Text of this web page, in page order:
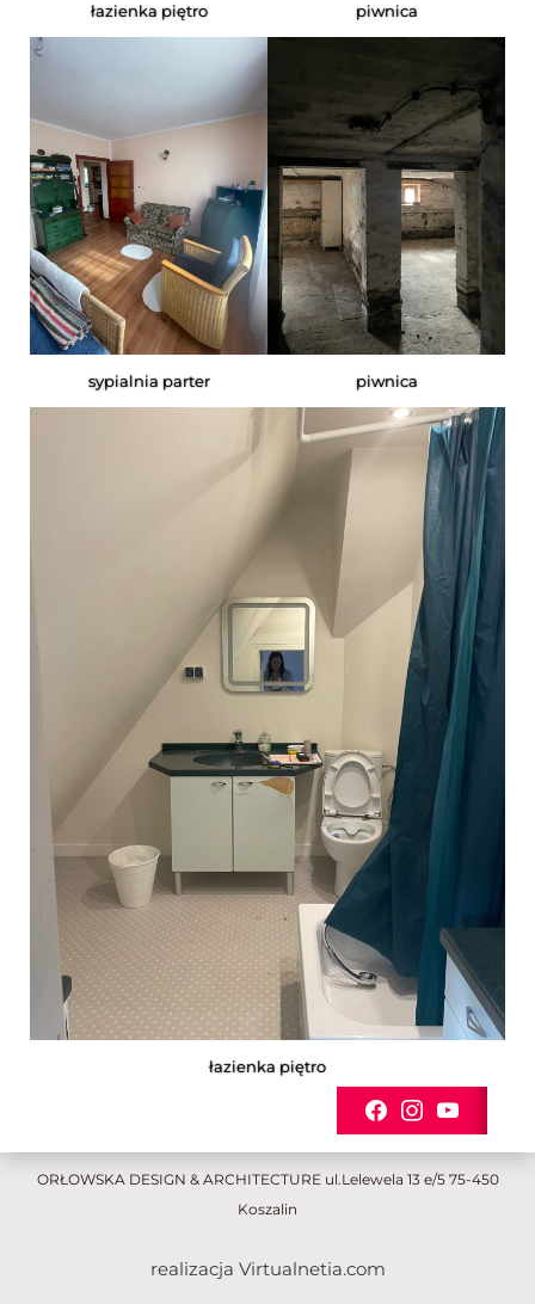
łazienka piętro piwnica
sypialnia parter piwnica
łazienka piętro
ORŁOWSKA DESIGN & ARCHITECTURE ul.Lelewela 13 e/5 75-450
Koszalin
realizacja Virtualnetia.com